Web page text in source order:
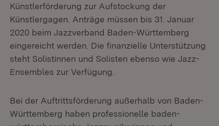
Künstlerförderung zur Aufstockung der
Künstlergagen. Anträge müssen bis 31. Januar
2020 beim Jazzverband Baden-Württemberg
eingereicht werden. Die finanzielle Unterstützung
steht Solistinnen und Solisten ebenso wie Jazz-
Ensembles zur Verfügung.
Bei der Auftrittsförderung außerhalb von Baden-
Württemberg haben professionelle baden-